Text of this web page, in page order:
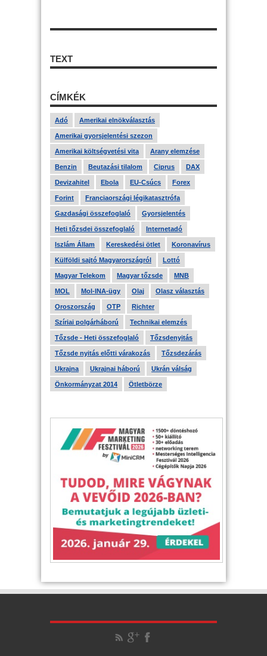
TEXT
CÍMKÉK
Adó Amerikai elnökválasztás
Amerikai gyorsjelentési szezon
Amerikai költségvetési vita Arany elemzése
Benzin Beutazási tilalom Ciprus DAX
Devizahitel Ebola EU-Csúcs Forex
Forint Franciaországi légikatasztrófa
Gazdasági összefoglaló Gyorsjelentés
Heti tőzsdei összefoglaló Internetadó
Iszlám Állam Kereskedési ötlet Koronavírus
Külföldi sajtó Magyarországról Lottó
Magyar Telekom Magyar tőzsde MNB
MOL Mol-INA-ügy Olaj Olasz választás
Oroszország OTP Richter
Szíriai polgárháború Technikai elemzés
Tőzsde - Heti összefoglaló Tőzsdenyitás
Tőzsde nyitás előtti várakozás Tőzsdezárás
Ukrajna Ukrajnai háború Ukrán válság
Önkormányzat 2014 Ötletbörze